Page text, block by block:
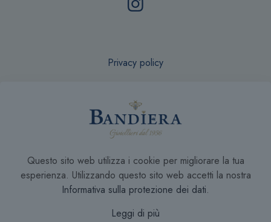
Privacy policy
Recesso online
Condizioni di Vendita
Questo sito web utilizza i cookie per migliorare la tua
esperienza. Utilizzando questo sito web accetti la nostra
Informativa sulla protezione dei dati.
Leggi di più